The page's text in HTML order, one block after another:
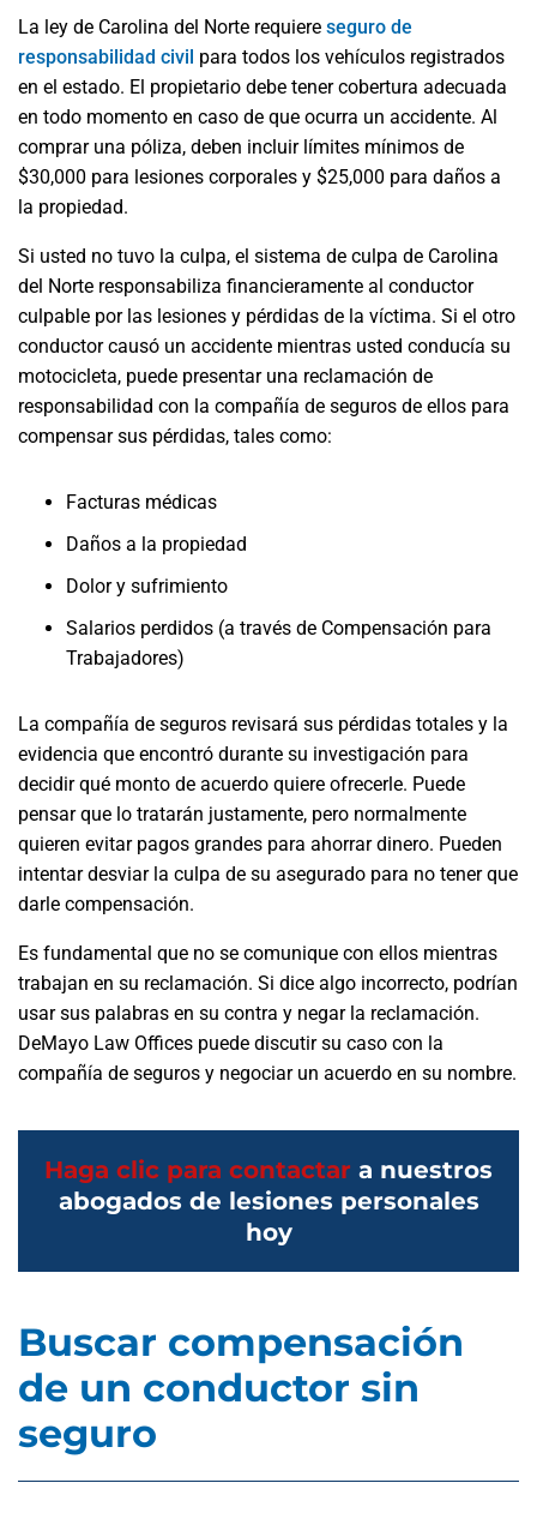
La ley de Carolina del Norte requiere seguro de
responsabilidad civil para todos los vehículos registrados
en el estado. El propietario debe tener cobertura adecuada
en todo momento en caso de que ocurra un accidente. Al
comprar una póliza, deben incluir límites mínimos de
$30,000 para lesiones corporales y $25,000 para daños a
la propiedad.
Si usted no tuvo la culpa, el sistema de culpa de Carolina
del Norte responsabiliza financieramente al conductor
culpable por las lesiones y pérdidas de la víctima. Si el otro
conductor causó un accidente mientras usted conducía su
motocicleta, puede presentar una reclamación de
responsabilidad con la compañía de seguros de ellos para
compensar sus pérdidas, tales como:
Facturas médicas
Daños a la propiedad
Dolor y sufrimiento
Salarios perdidos (a través de Compensación para
Trabajadores)
La compañía de seguros revisará sus pérdidas totales y la
evidencia que encontró durante su investigación para
decidir qué monto de acuerdo quiere ofrecerle. Puede
pensar que lo tratarán justamente, pero normalmente
quieren evitar pagos grandes para ahorrar dinero. Pueden
intentar desviar la culpa de su asegurado para no tener que
darle compensación.
Es fundamental que no se comunique con ellos mientras
trabajan en su reclamación. Si dice algo incorrecto, podrían
usar sus palabras en su contra y negar la reclamación.
DeMayo Law Offices puede discutir su caso con la
compañía de seguros y negociar un acuerdo en su nombre.
Haga clic para contactar a nuestros
abogados de lesiones personales
hoy
Buscar compensación
de un conductor sin
seguro